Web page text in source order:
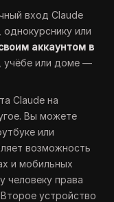
вход Claude
однокурснику или
аккаунтом в
учёбе или доме —
Claude на
Вы можете
или
возможность
и мобильных
человеку права
устройство